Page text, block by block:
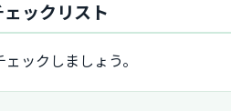
ックリスト
ックしましょう。